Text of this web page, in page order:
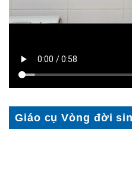
Giáo cụ Vòng đời